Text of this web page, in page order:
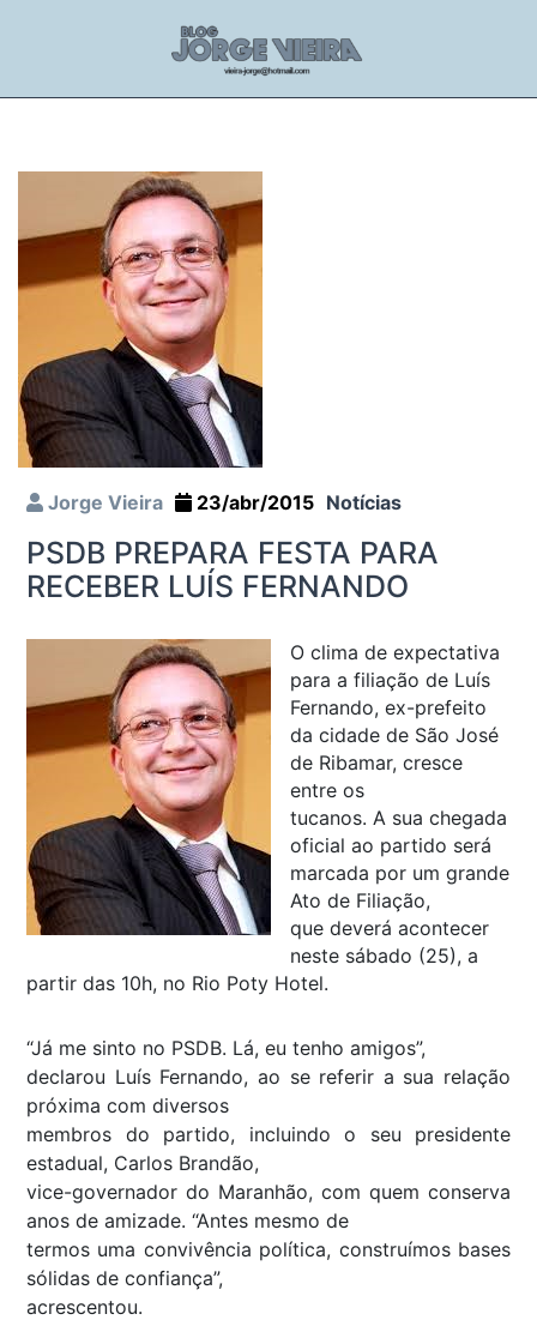
Jorge Vieira 23/abr/2015 Notícias
PSDB PREPARA FESTA PARA
RECEBER LUÍS FERNANDO
O clima de expectativa
para a filiação de Luís
Fernando, ex-prefeito
da cidade de São José
de Ribamar, cresce
entre os
tucanos. A sua chegada
oficial ao partido será
marcada por um grande
Ato de Filiação,
que deverá acontecer
neste sábado (25), a
partir das 10h, no Rio Poty Hotel.
“Já me sinto no PSDB. Lá, eu tenho amigos”,
declarou Luís Fernando, ao se referir a sua relação
próxima com diversos
membros do partido, incluindo o seu presidente
estadual, Carlos Brandão,
vice-governador do Maranhão, com quem conserva
anos de amizade. “Antes mesmo de
termos uma convivência política, construímos bases
sólidas de confiança”,
acrescentou.